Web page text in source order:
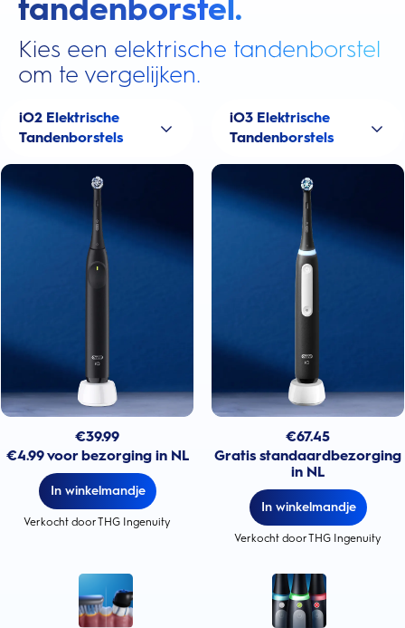
tandenborstel.
Kies een elektrische tandenborstel
om te vergelijken.
iO2 Elektrische
Tandenborstels
€39.99
€4.99 voor bezorging in NL
In winkelmandje
Verkocht door THG Ingenuity
iO3 Elektrische
Tandenborstels
€67.45
Gratis standaardbezorging
in NL
In winkelmandje
Verkocht door THG Ingenuity